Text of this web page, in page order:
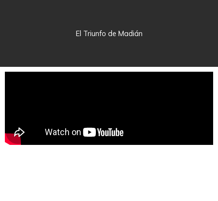
El Triunfo de Madián